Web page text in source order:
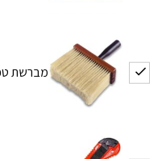
מברשת